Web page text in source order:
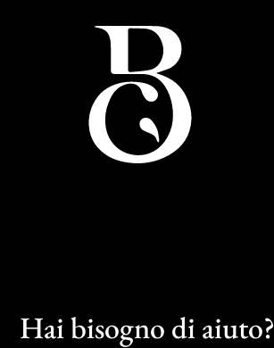
Hai bisogno di aiuto?